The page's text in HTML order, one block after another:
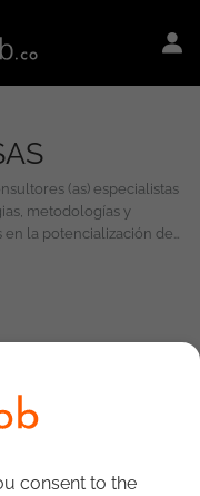
(as) especialistas
metodologías y
la potencialización del
consultoría, entre
consent to the